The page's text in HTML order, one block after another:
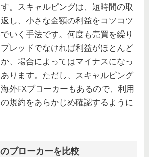
。スキャルピングは、短時間の取
し、小さな金額の利益をコツコツ
いく手法です。何度も売買を繰り
レッドでなければ利益がほとんど
、場合によってはマイナスになっ
ります。ただし、スキャルピング
外FXブローカーもあるので、利用
規約をあらかじめ確認するように
ブローカーを比較